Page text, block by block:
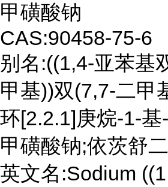
甲磺酸钠
CAS:90458-75-6
别名:((1,4-亚苯基
甲基))双(7,7-二甲
环[2.2.1]庚烷-1-
甲磺酸钠;依茨舒
英文名:Sodium